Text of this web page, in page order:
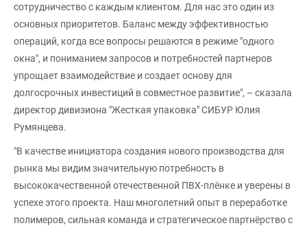
сотрудничество с каждым клиентом. Для нас это один из
основных приоритетов. Баланс между эффективностью
операций, когда все вопросы решаются в режиме "одного
окна", и пониманием запросов и потребностей партнеров
упрощает взаимодействие и создает основу для
долгосрочных инвестиций в совместное развитие", – сказала
директор дивизиона "Жесткая упаковка" СИБУР Юлия
Румянцева.
"В качестве инициатора создания нового производства для
рынка мы видим значительную потребность в
высококачественной отечественной ПВХ-плёнке и уверены в
успехе этого проекта. Наш многолетний опыт в переработке
полимеров, сильная команда и стратегическое партнёрство с